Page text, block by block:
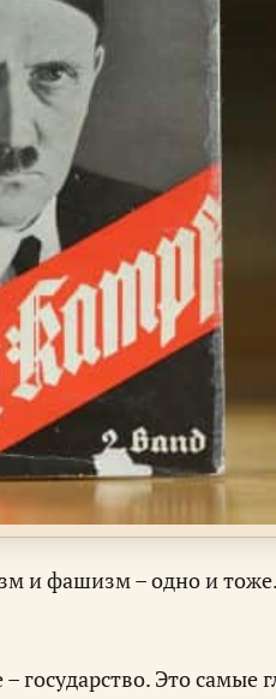
и фашизм – одно и
Это самые